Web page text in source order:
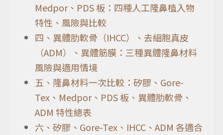
Medpor、PDS 板：四種人工隆鼻植入物
特性、風險與比較
四、異體肋軟骨（IHCC）、去細胞真皮
（ADM）、異體筋膜：三種異體隆鼻材料
風險與適用情境
五、隆鼻材料一次比較：矽膠、Gore-
Tex、Medpor、PDS 板、異體肋軟骨、
ADM 特性總表
六、矽膠、Gore-Tex、IHCC、ADM 各適合